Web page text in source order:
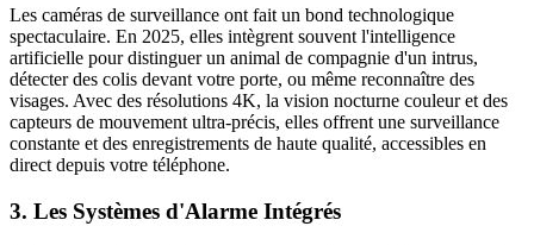
Les caméras de surveillance ont fait un bond technologique
spectaculaire. En 2025, elles intègrent souvent l'intelligence
artificielle pour distinguer un animal de compagnie d'un intrus,
détecter des colis devant votre porte, ou même reconnaître des
visages. Avec des résolutions 4K, la vision nocturne couleur et des
capteurs de mouvement ultra-précis, elles offrent une surveillance
constante et des enregistrements de haute qualité, accessibles en
direct depuis votre téléphone.
3. Les Systèmes d'Alarme Intégrés